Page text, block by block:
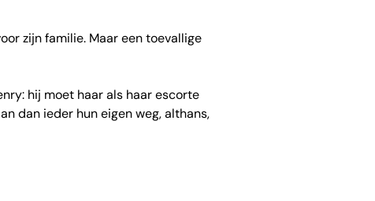
zijn familie. Maar een toevallige
hij moet haar als haar escorte
dan ieder hun eigen weg, althans,